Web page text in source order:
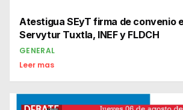
Atestigua SEyT firma de convenio
Servytur Tuxtla, INEF y FLDCH
GENERAL
Leer mas